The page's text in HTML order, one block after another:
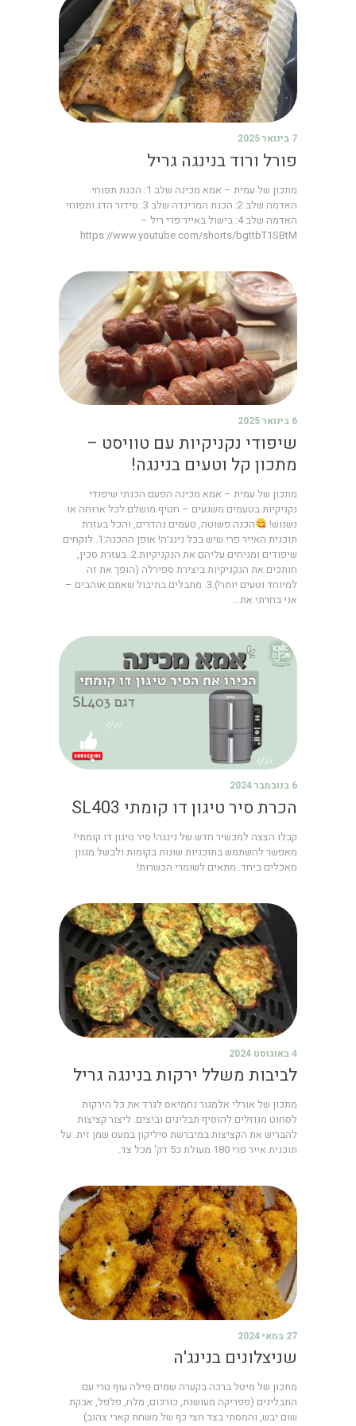
7 בינואר 2025
פורל ורוד בנינגה גריל
מתכון של עמית – אמא מכינה שלב 1: הכנת תפוחי
האדמה שלב 2: הכנת המרינדה שלב 3: סידור הדג ותפוחי
האדמה שלב 4: בישול באייר פרי ריל –
https://www.youtube.com/shorts/bgttbT1SBtM
6 בינואר 2025
שיפודי נקניקיות עם טוויסט –
מתכון קל וטעים בנינגה!
מתכון של עמית – אמא מכינה הפעם הכנתי שיפודי
נקניקיות בטעמים משגעים – חטיף מושלם לכל ארוחה או
נשנוש!
הכנה פשוטה, טעמים נהדרים, והכל בעזרת
תוכנית האייר פרי שיש בכל נינג׳ה! אופן ההכנה:1. לוקחים
שיפודים ומניחים עליהם את הנקניקיות.2. בעזרת סכין,
חותכים את הנקניקיות ביצירת ספירלה (הופך את זה
למיוחד וטעים יותר!).3. מתבלים בתיבול שאתם אוהבים –
אני בחרתי את…
6 בנובמבר 2024
הכרת סיר טיגון דו קומתי SL403
קבלו הצצה למכשיר חדש של נינגה! סיר טיגון דו קומתי!
מאפשר להשתמש בתוכניות שונות בקומות ולבשל מגוון
מאכלים ביחד. מתאים לשומרי הכשרות!
4 באוגוסט 2024
לביבות משלל ירקות בנינגה גריל
מתכון של אורלי אלמגור נחמיאס לגרד את כל הירקות
לסחוט מנוזלים להוסיף תבלינים וביצים. ליצור קציצות
להבריש את הקציצות במיברשת סיליקון במעט שמן זית. על
תוכנית אייר פרי 180 מעולת כ5 דק' מכל צד.
27 במאי 2024
שניצלונים בנינג'ה
מתכון של מיטל ברכה בקערה שמים פילה עוף טרי עם
התבלינים (פפריקה מעושנת, כורכום, מלח, פלפל, אבקת
שום יבש, והמסתי בצד חצי כף של משחת קארי צהוב)